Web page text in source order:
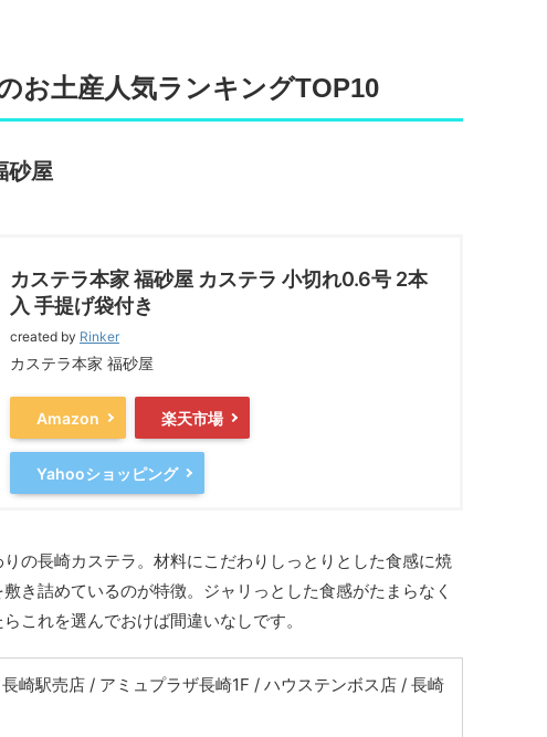
お土産人気ランキングTOP10
砂屋
カステラ本家 福砂屋 カステラ 小切れ0.6号 2本
入 手提げ袋付き
created by Rinker
カステラ本家 福砂屋
Amazon 楽天市場
Yahooショッピング
の長崎カステラ。材料にこだわりしっとりとした食感に焼
き詰めているのが特徴。ジャリっとした食感がたまらなく
これを選んでおけば間違いなしです。
崎駅売店 / アミュプラザ長崎1F / ハウステンボス店 / 長崎